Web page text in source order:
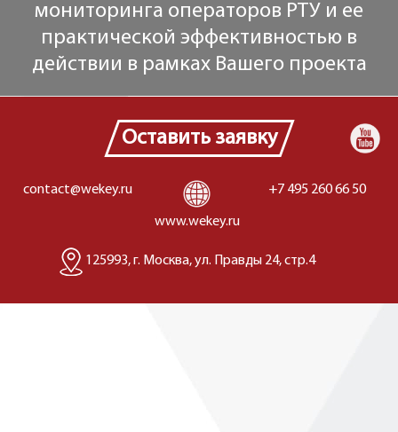
мониторинга операторов РТУ и ее
практической эффективностью в
действии в рамках Вашего проекта
Оставить заявку
contact@wekey.ru
www.wekey.ru
+7 495 260 66 50
125993, г. Москва, ул. Правды 24, стр.4